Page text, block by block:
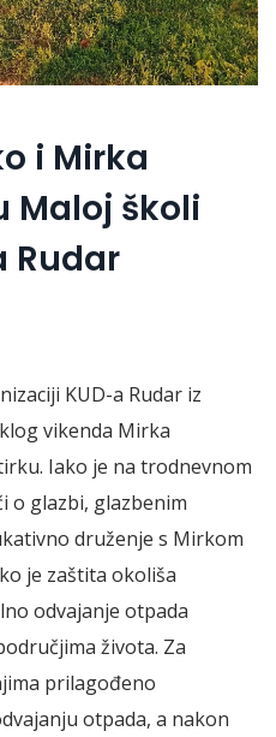
i Mirka
Maloj školi
Rudar
KUD-a Rudar iz
vikenda Mirka
Iako je na trodnevnom
o glazbi, glazbenim
druženje s Mirkom
je zaštita okoliša
odvajanje otpada
života. Za
prilagođeno
otpada, a nakon